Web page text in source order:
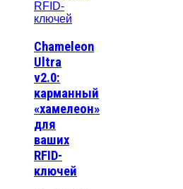
Chameleon
Ultra
v2.0:
карманный
«хамелеон»
для
ваших
RFID-
ключей